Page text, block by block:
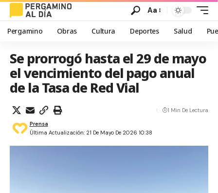
Aa
Pergamino Obras Cultura Deportes Salud
Se prorrogó hasta el 29 de mayo
el vencimiento del pago anual
de la Tasa de Red Vial
Última Actualización: 21 De Mayo De 2026 10:38
Prensa
1 Min De Lectura